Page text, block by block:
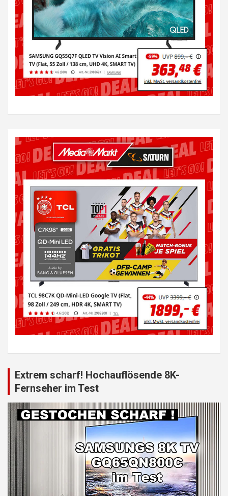
Extrem scharf! Hochauflösende 8K-
Fernseher im Test